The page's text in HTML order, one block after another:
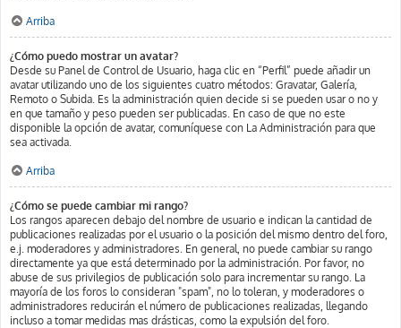
Arriba
¿Cómo puedo mostrar un avatar?
Desde su Panel de Control de Usuario, haga clic en “Perfil” puede añadir un
avatar utilizando uno de los siguientes cuatro métodos: Gravatar, Galería,
Remoto o Subida. Es la administración quien decide si se pueden usar o no y
en que tamaño y peso pueden ser publicadas. En caso de que no este
disponible la opción de avatar, comuníquese con La Administración para que
sea activada.
Arriba
¿Cómo se puede cambiar mi rango?
Los rangos aparecen debajo del nombre de usuario e indican la cantidad de
publicaciones realizadas por el usuario o la posición del mismo dentro del foro,
e.j. moderadores y administradores. En general, no puede cambiar su rango
directamente ya que está determinado por la administración. Por favor, no
abuse de sus privilegios de publicación solo para incrementar su rango. La
mayoría de los foros lo consideran "spam", no lo toleran, y moderadores o
administradores reducirán el número de publicaciones realizadas, llegando
incluso a tomar medidas mas drásticas, como la expulsión del foro.